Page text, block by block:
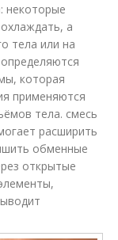
некоторые
а
тела или на
которая
применяются
тела. смесь
расширить
обменные
открытые